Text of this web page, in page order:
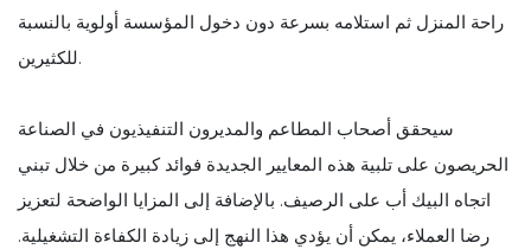
راحة المنزل ثم استلامه بسرعة دون دخول المؤسسة أولوية بالنسبة
للكثيرين.
سيحقق أصحاب المطاعم والمديرون التنفيذيون في الصناعة
الحريصون على تلبية هذه المعايير الجديدة فوائد كبيرة من خلال تبني
اتجاه البيك أب على الرصيف. بالإضافة إلى المزايا الواضحة لتعزيز
رضا العملاء، يمكن أن يؤدي هذا النهج إلى زيادة الكفاءة التشغيلية.